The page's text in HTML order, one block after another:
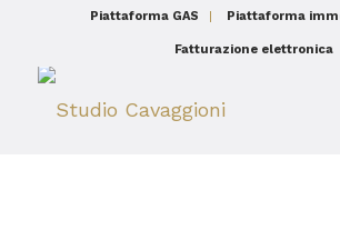
Piattaforma GAS Piattaforma
Fatturazione elettronica